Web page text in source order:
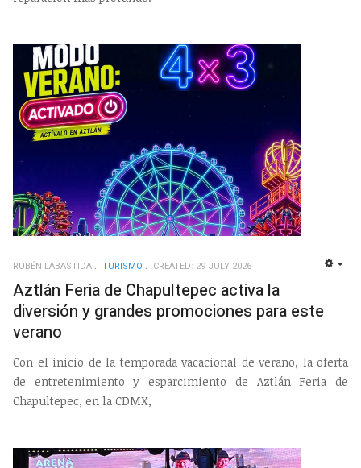
RUBÉN LABASTIDA TURISMO CREATED: 29 JULY 2026
Aztlán Feria de Chapultepec activa la
diversión y grandes promociones para este
verano
Con el inicio de la temporada vacacional de verano, la oferta
de entretenimiento y esparcimiento de Aztlán Feria de
Chapultepec, en la CDMX,